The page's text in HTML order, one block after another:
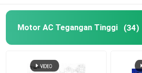
Motor AC Tegangan Tinggi (34)